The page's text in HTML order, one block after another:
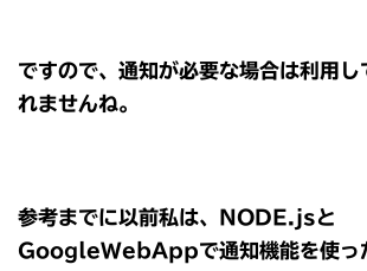
ですので、通知が必要な場合は利用し
れませんね。
参考までに以前私は、NODE.jsと
GoogleWebAppで通知機能を使っ